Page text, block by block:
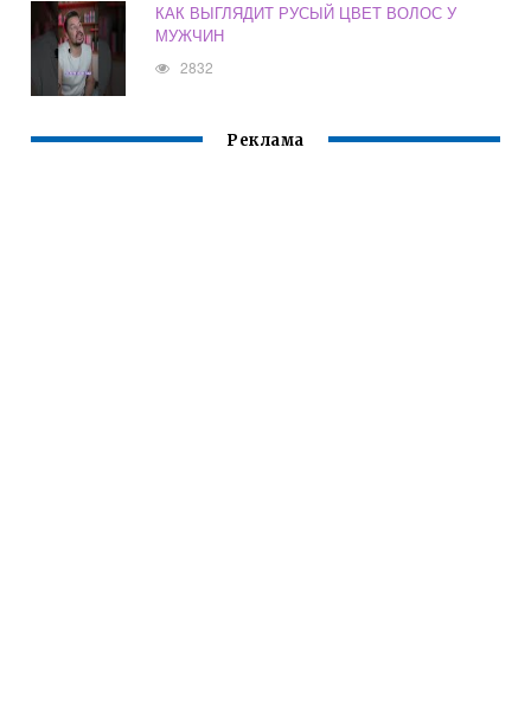
КАК ВЫГЛЯДИТ РУСЫЙ ЦВЕТ ВОЛОС У
МУЖЧИН
2832
Реклама